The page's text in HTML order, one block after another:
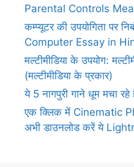
Parental Controls
कम्प्यूटर की उपयोगिता पर
Computer Essay in
मल्टीमीडिया के उपयोग:
(मल्टीमीडिया के प्रकार)
ये 5 नागपुरी गाने धूम मचा
एक क्लिक में Cinematic
अभी डाउनलोड करें ये